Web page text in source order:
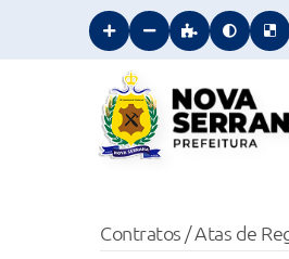
Contratos / Atas de